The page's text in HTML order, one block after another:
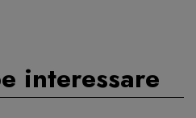
interessare